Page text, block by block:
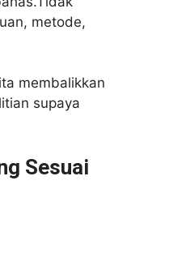
metode,
membalikkan
supaya
Sesuai